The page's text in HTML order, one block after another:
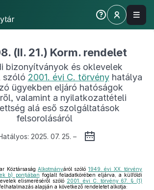
(II. 21.) Korm. rendelet
bizonyítványok és oklevelek
szóló 2001. évi C. törvényhatálya
ügyekben eljáró hatóságok
valamint a nyilatkozattételi
alá eső szolgáltatások
felsorolásáról
2025. 07. 25. –
Köztársaság Alkotmányáról szóló 1949. évi XX. törvény
b) pontjában foglalt feladatkörében eljárva, a külföldi
elismeréséről szóló 2001. évi C. törvény 67. § (1)
alapján a következő rendeletet alkotja: